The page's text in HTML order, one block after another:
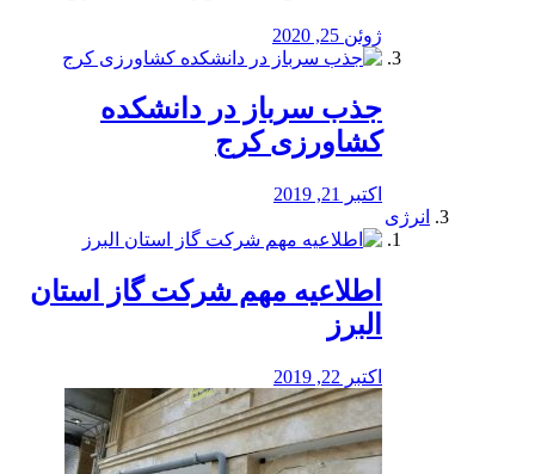
ژوئن 25, 2020
جذب سرباز در دانشکده
کشاورزی کرج
اکتبر 21, 2019
انرژی
️اطلاعیه مهم شرکت گاز استان
البرز
اکتبر 22, 2019